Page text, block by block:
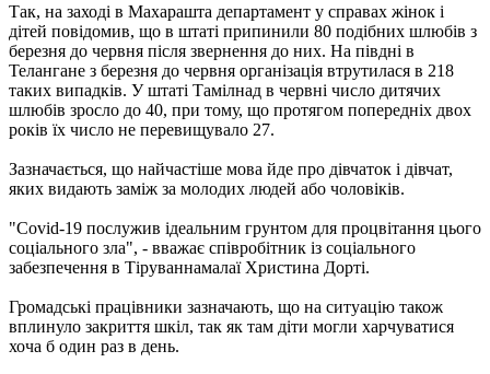
Так, на заході в Махарашта департамент у справах жінок і
дітей повідомив, що в штаті припинили 80 подібних шлюбів з
березня до червня після звернення до них. На півдні в
Телангане з березня до червня організація втрутилася в 218
таких випадків. У штаті Тамілнад в червні число дитячих
шлюбів зросло до 40, при тому, що протягом попередніх двох
років їх число не перевищувало 27.
Зазначається, що найчастіше мова йде про дівчаток і дівчат,
яких видають заміж за молодих людей або чоловіків.
"Covid-19 послужив ідеальним грунтом для процвітання цього
соціального зла", - вважає співробітник із соціального
забезпечення в Тіруваннамалаї Христина Дорті.
Громадські працівники зазначають, що на ситуацію також
вплинуло закриття шкіл, так як там діти могли харчуватися
хоча б один раз в день.